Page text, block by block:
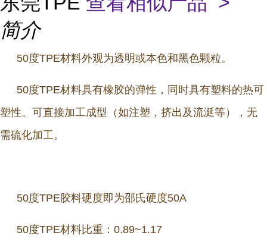
简介
50度TPE材料外观为透明或本色和黑色颗粒。
50度TPE材料具有橡胶的弹性，同时具有塑料的热可
塑性。可直接加工成型（如注塑，挤出及流涎等），无
需硫化加工。
50度TPE胶料硬度即为邵氏硬度50A
50度TPE材料比重：0.89~1.17